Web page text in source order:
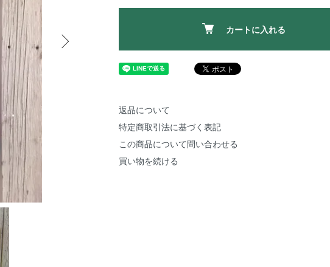
カートに入れる
返品について
特定商取引法に基づく表記
この商品について問い合わせる
買い物を続ける